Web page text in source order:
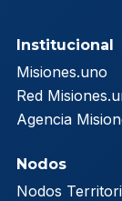
Institucional
Misiones.uno
Red
Agencia
Nodos
Nodos